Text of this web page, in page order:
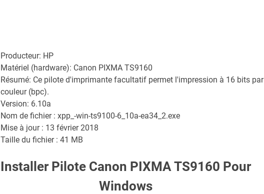
Producteur: HP
Matériel (hardware): Canon PIXMA TS9160
Résumé: Ce pilote d'imprimante facultatif permet l'impression à 16 bits par
couleur (bpc).
Version: 6.10a
Nom de fichier : xpp_-win-ts9100-6_10a-ea34_2.exe
Mise à jour : 13 février 2018
Taille du fichier : 41 MB
Installer Pilote Canon PIXMA TS9160 Pour
Windows